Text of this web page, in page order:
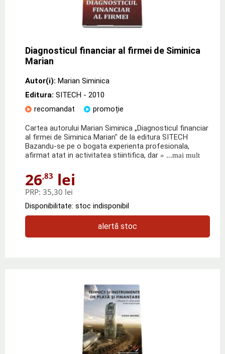
Diagnosticul financiar al firmei de Siminica
Marian
Autor(i): Marian Siminica
Editura: SITECH - 2010
recomandat
promoție
Cartea autorului Marian Siminica „Diagnosticul financiar
al firmei de Siminica Marian" de la editura SITECH
Bazandu-se pe o bogata experienta profesionala,
afirmat atat in activitatea stiintifica, dar » ...mai mult
26,83 lei
PRP: 35,30 lei
Disponibilitate: stoc indisponibil
alertă stoc